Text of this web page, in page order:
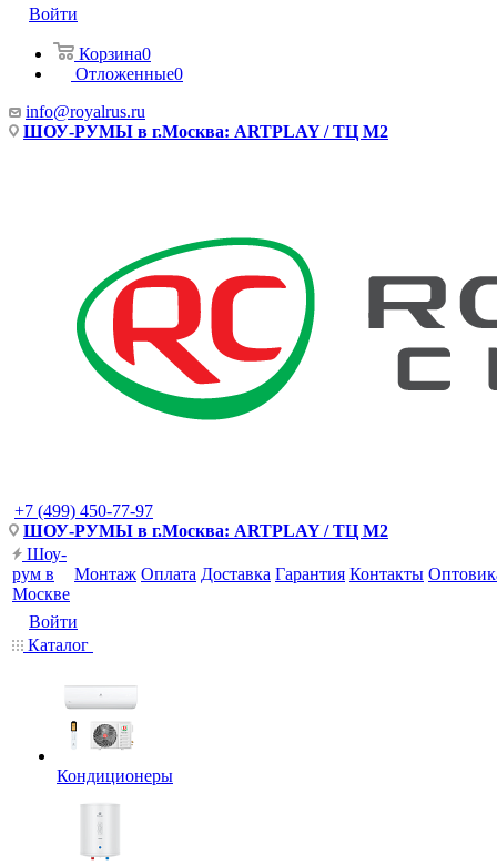
Войти
Корзина0
Отложенные0
info@royalrus.ru
ШОУ-РУМЫ в г.Москва: ARTPLAY / ТЦ М2
+7 (499) 450-77-97
ШОУ-РУМЫ в г.Москва: ARTPLAY / ТЦ М2
Шоу-
рум в
Москве
Монтаж Оплата Доставка Гарантия Контакты
Войти
Каталог
Кондиционеры